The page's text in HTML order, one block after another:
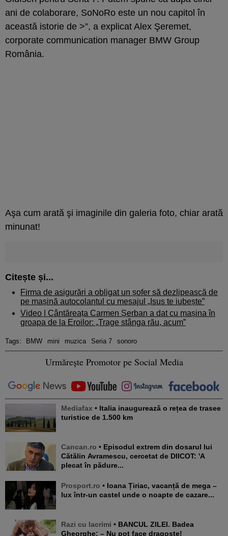
ani de colaborare, SoNoRo este un nou capitol în
această istorie de >”, a explicat Alex Şeremet,
corporate communication manager BMW Group
România.
Aşa cum arată şi imaginile din galeria foto, chiar arată
minunat!
Citește și...
Firma de asigurări a obligat un șofer să dezlipească de
pe mașină autocolantul cu mesajul „Isus te iubește”
Video | Cântăreața Carmen Șerban a dat cu mașina în
groapa de la Eroilor: „Trage stânga rău, acum”
Tags: BMW mini muzica Seria 7 sonoro
Urmărește Promotor pe Social Media
Mediafax • Italia inaugurează o rețea de trasee
turistice de 1.500 km
Cancan.ro • Episodul extrem din dosarul lui
Cătălin Avramescu, cercetat de DIICOT: 'A
plecat în pădure...
Prosport.ro • Ioana Țiriac, vacanță de mega –
lux într-un castel unde o noapte de cazare...
Razi cu lacrimi • BANCUL ZILEI. Badea
Gheorghe: – Nu pot face dragoste!